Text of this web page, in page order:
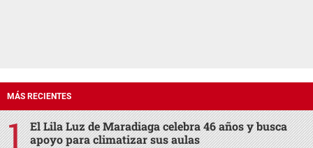
MÁS RECIENTES
El Lila Luz de Maradiaga celebra 46 años y busca
apoyo para climatizar sus aulas